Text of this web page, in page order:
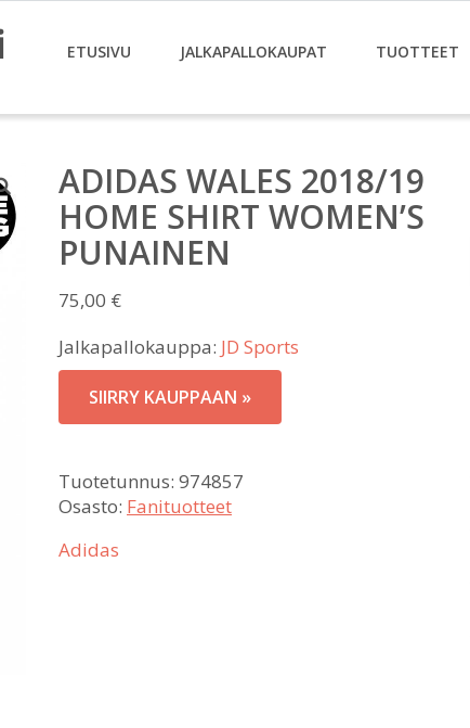
ETUSIVU JALKAPALLOKAUPAT TUOTTEET
ADIDAS WALES 2018/19
HOME SHIRT WOMEN’S
PUNAINEN
75,00 €
Jalkapallokauppa: JD Sports
SIIRRY KAUPPAAN »
Tuotetunnus: 974857
Osasto: Fanituotteet
Adidas